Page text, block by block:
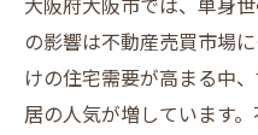
大阪府大阪市では、単身
の影響は不動産売買市場
けの住宅需要が高まる中
居の人気が増しています